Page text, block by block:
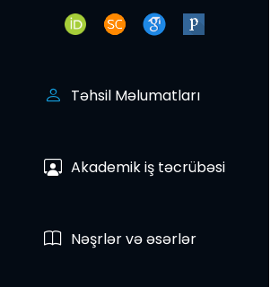
Təhsil Məlumatları
Akademik iş təcrübəsi
Nəşrlər və əsərlər